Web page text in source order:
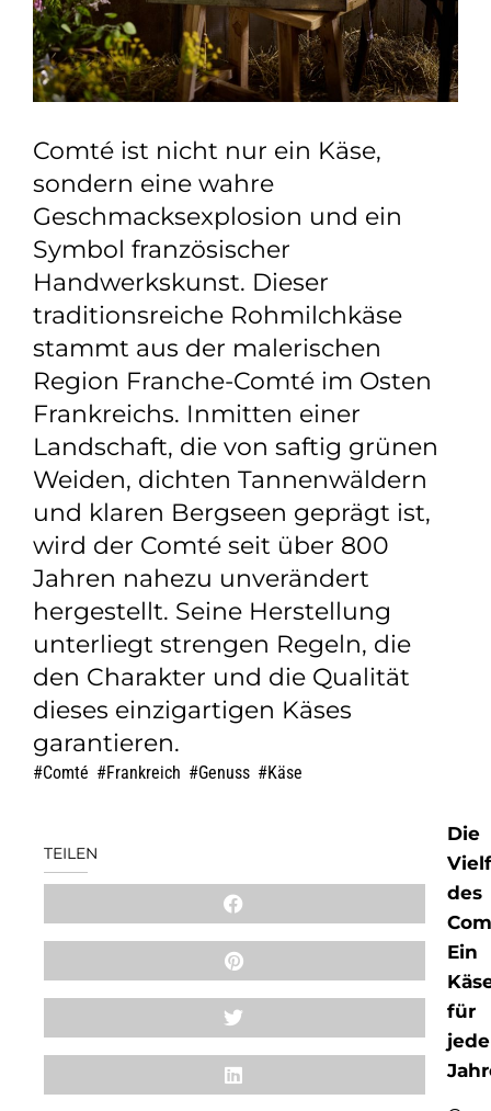
Comté ist nicht nur ein Käse,
sondern eine wahre
Geschmacksexplosion und ein
Symbol französischer
Handwerkskunst. Dieser
traditionsreiche Rohmilchkäse
stammt aus der malerischen
Region Franche-Comté im Osten
Frankreichs. Inmitten einer
Landschaft, die von saftig grünen
Weiden, dichten Tannenwäldern
und klaren Bergseen geprägt ist,
wird der Comté seit über 800
Jahren nahezu unverändert
hergestellt. Seine Herstellung
unterliegt strengen Regeln, die
den Charakter und die Qualität
dieses einzigartigen Käses
garantieren.
Comté Frankreich Genuss Käse
TEILEN
Die
des
Ein
für
jede